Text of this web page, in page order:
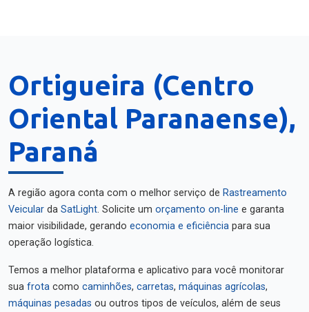
Ortigueira (Centro
Oriental Paranaense),
Paraná
A região agora conta com o melhor serviço de Rastreamento
Veicular da SatLight. Solicite um orçamento on-line e garanta
maior visibilidade, gerando economia e eficiência para sua
operação logística.
Temos a melhor plataforma e aplicativo para você monitorar
sua frota como caminhões, carretas, máquinas agrícolas,
máquinas pesadas ou outros tipos de veículos, além de seus